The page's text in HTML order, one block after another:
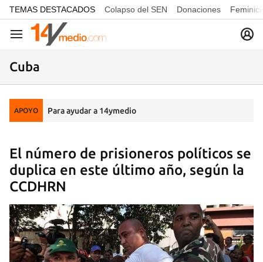
common.go-to-content
TEMAS DESTACADOS Colapso del SEN Donaciones
Navegación
Cuba
APOYO Para ayudar a 14ymedio
El número de prisioneros políticos se
duplica en este último año, según la
CCDHRN